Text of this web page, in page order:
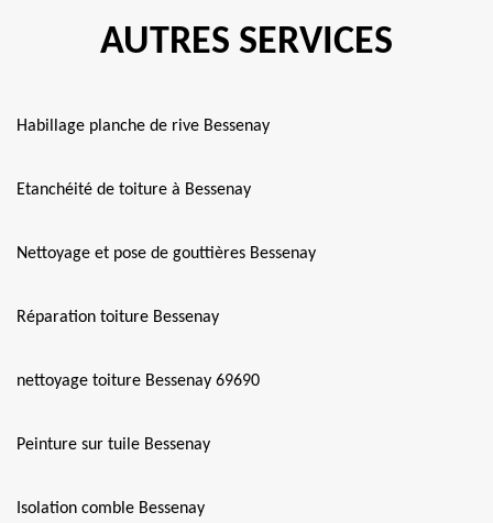
AUTRES SERVICES
Habillage planche de rive Bessenay
Etanchéité de toiture à Bessenay
Nettoyage et pose de gouttières Bessenay
Réparation toiture Bessenay
nettoyage toiture Bessenay 69690
Peinture sur tuile Bessenay
Isolation comble Bessenay